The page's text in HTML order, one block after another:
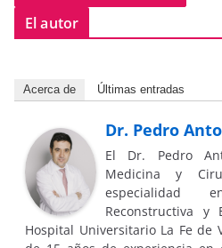
El autor
Acerca de Últimas entradas
Dr. Pedro
El Dr. Pedro
Medicina y
especialidad
Reconstructiva y
Hospital Universitario La Fe de